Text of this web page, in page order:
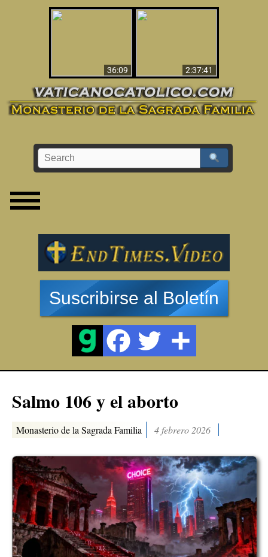
36:09
2:37:41
Suscribirse al Boletín
Salmo 106 y el aborto
Monasterio de la Sagrada Familia 4 febrero 2026